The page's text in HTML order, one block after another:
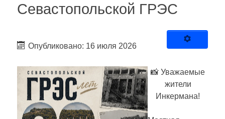
Севастопольской ГРЭС
Опубликовано: 16 июля 2026
📸 Уважаемые
жители
Инкермана!